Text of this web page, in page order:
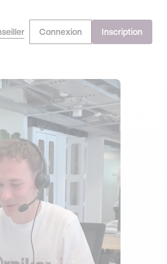
Connexion Inscription